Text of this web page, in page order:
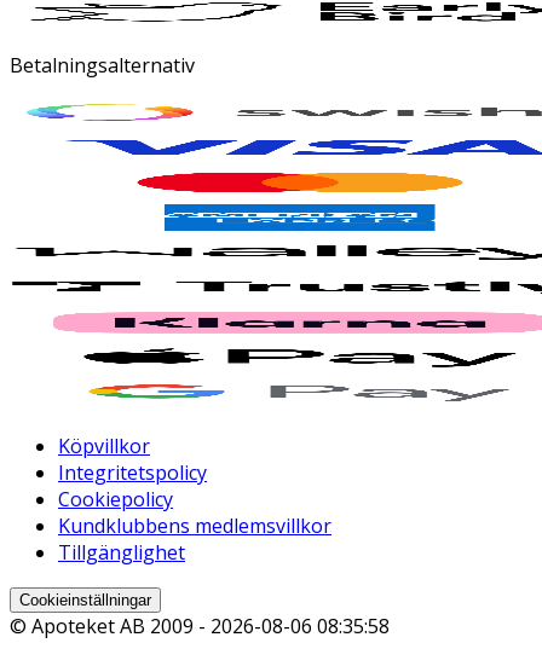
Betalningsalternativ
Köpvillkor
Integritetspolicy
Cookiepolicy
Kundklubbens medlemsvillkor
Tillgänglighet
Cookieinställningar
© Apoteket AB 2009 - 2026-08-06 08:35:58